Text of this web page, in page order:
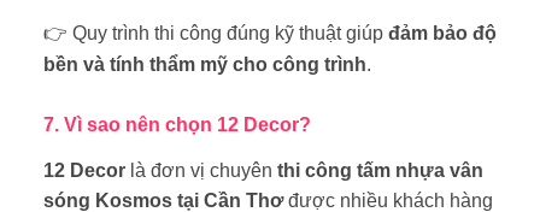
👉 Quy trình thi công đúng kỹ thuật giúp đảm bảo độ
bền và tính thẩm mỹ cho công trình.
7. Vì sao nên chọn 12 Decor?
12 Decor là đơn vị chuyên thi công tấm nhựa vân
sóng Kosmos tại Cần Thơđược nhiều khách hàng